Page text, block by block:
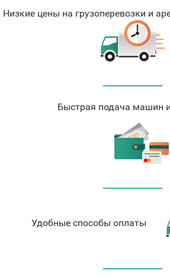
Низкие цены на грузоперевозки и
Быстрая подача машин
Удобные способы оплаты